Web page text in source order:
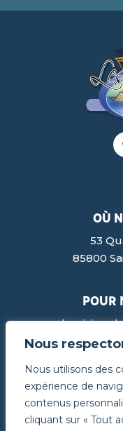
Nous
Nous utilisons des
expérience de
contenus
cliquant sur « Tout
où
53
85800
pour
© Les Viviers de